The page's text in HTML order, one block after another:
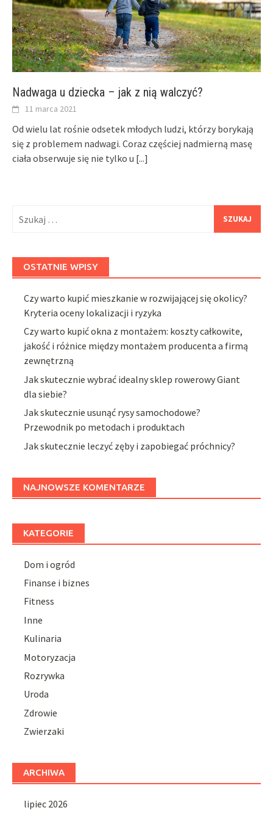
Nadwaga u dziecka – jak z nią walczyć?
11 marca 2021
Od wielu lat rośnie odsetek młodych ludzi, którzy borykają
się z problemem nadwagi. Coraz częściej nadmierną masę
ciała obserwuje się nie tylko u [...]
OSTATNIE WPISY
Czy warto kupić mieszkanie w rozwijającej się okolicy?
Kryteria oceny lokalizacji i ryzyka
Czy warto kupić okna z montażem: koszty całkowite,
jakość i różnice między montażem producenta a firmą
zewnętrzną
Jak skutecznie wybrać idealny sklep rowerowy Giant
dla siebie?
Jak skutecznie usunąć rysy samochodowe?
Przewodnik po metodach i produktach
Jak skutecznie leczyć zęby i zapobiegać próchnicy?
NAJNOWSZE KOMENTARZE
KATEGORIE
Dom i ogród
Finanse i biznes
Fitness
Inne
Kulinaria
Motoryzacja
Rozrywka
Uroda
Zdrowie
Zwierzaki
ARCHIWA
lipiec 2026